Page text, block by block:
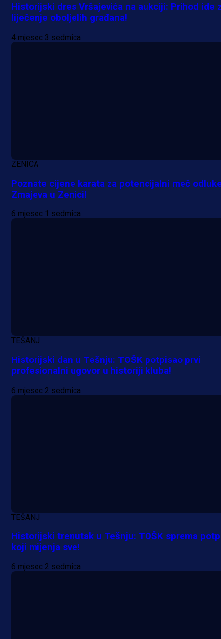
Historijski dres Vršajevića na aukciji: Prihod ide
liječenje oboljelih građana!
4 mjesec 3 sedmica
ZENICA
Poznate cijene karata za potencijalni meč
Zmajeva u Zenici!
6 mjesec 1 sedmica
TEŠANJ
Historijski dan u Tešnju: TOŠK potpisao prvi
profesionalni ugovor u historiji kluba!
6 mjesec 2 sedmica
TEŠANJ
Historijski trenutak u Tešnju: TOŠK sprema
koji mijenja sve!
6 mjesec 2 sedmica